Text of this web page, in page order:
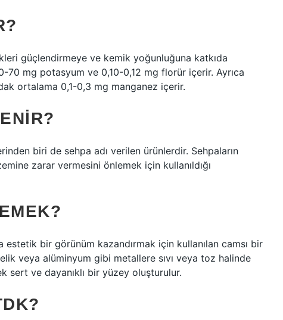
güçlendirmeye ve kemik yoğunluğuna katkıda
70 mg potasyum ve 0,10-0,12 mg florür içerir. Ayrıca
ortalama 0,1-0,3 mg manganez içerir.
biri de sehpa adı verilen ürünlerdir. Sehpaların
zarar vermesini önlemek için kullanıldığı
bir görünüm kazandırmak için kullanılan camsı bir
veya alüminyum gibi metallere sıvı veya toz halinde
sert ve dayanıklı bir yüzey oluşturulur.